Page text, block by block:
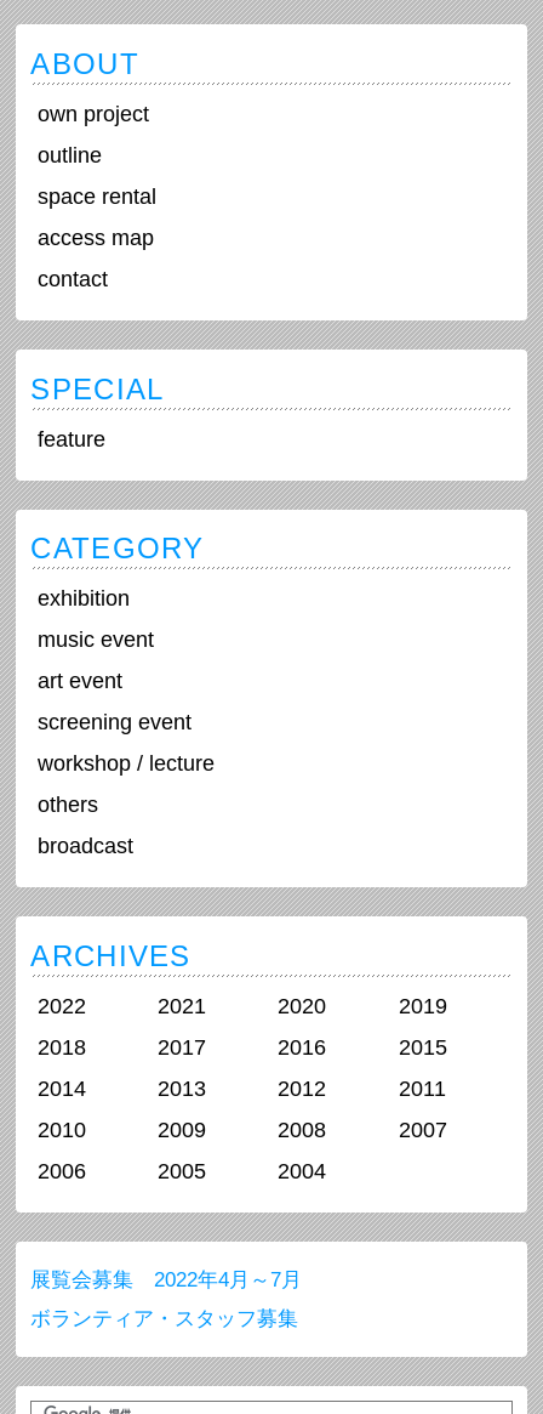
ABOUT
own project
outline
space rental
access map
contact
SPECIAL
feature
CATEGORY
exhibition
music event
art event
screening event
workshop / lecture
others
broadcast
ARCHIVES
2022 2021 2020
2019
2018
2017 2016
2015
2014
2013 2012
2011
2010
2009 2008
2007
2006
2005 2004
展覧会募集 2022年4月～7月
ボランティア・スタッフ募集